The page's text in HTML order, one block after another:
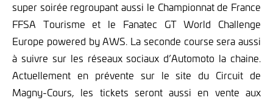
super soirée regroupant aussi le Championnat de France
FFSA Tourisme et le Fanatec GT World Challenge
Europe powered by AWS. La seconde course sera aussi
à suivre sur les réseaux sociaux d’Automoto la chaine.
Actuellement en prévente sur le site du Circuit de
Magny-Cours, les tickets seront aussi en vente aux